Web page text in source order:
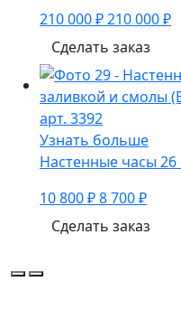
210 000 ₽210 000 ₽
Сделать заказ
арт. 3392
Узнать больше
Настенные часы
10 800 ₽8 700 ₽
Сделать заказ